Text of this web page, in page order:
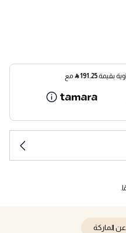
191.25
⃁ مع
عن الماركة